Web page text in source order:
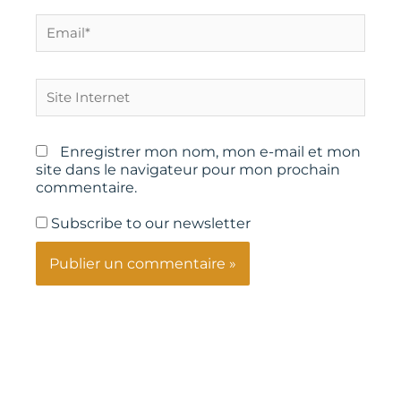
Internet
Enregistrer mon nom, mon e-mail et mon
site dans le navigateur pour mon prochain
commentaire.
Subscribe to our newsletter